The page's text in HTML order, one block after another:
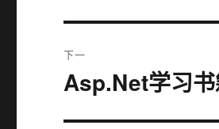
文
章：
下一
下
文
Asp.Net学习